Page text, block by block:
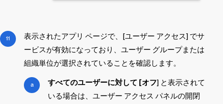
表示されたアプリ ページで、[ユーザー アクセス] でサ
ービスが有効になっており、ユーザー グループまたは
組織単位が選択されていることを確認します。
すべてのユーザーに対して [オフ] と表示されて
いる場合は、ユーザー アクセス パネルの開閉